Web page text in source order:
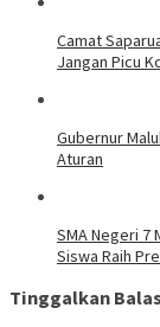
Camat
Jangan Picu
Gubernur
Aturan
SMA Negeri 7
Siswa Raih
Tinggalkan